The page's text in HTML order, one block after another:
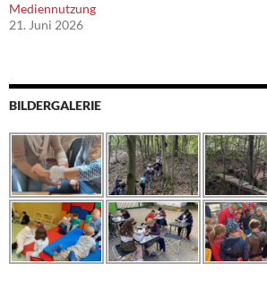
Mediennutzung
21. Juni 2026
BILDERGALERIE